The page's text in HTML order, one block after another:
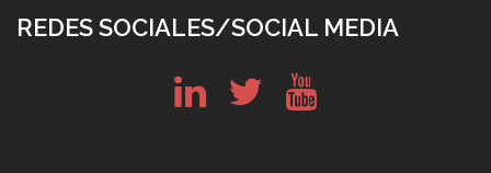
REDES SOCIALES/SOCIAL MEDIA